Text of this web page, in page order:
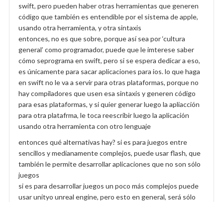
swift, pero pueden haber otras herramientas que generen
código que también es entendible por el sistema de apple,
usando otra herramienta, y otra sintaxis
entonces, no es que sobre, porque así sea por ‘cultura
general’ como programador, puede que le imterese saber
cómo seprograma en swift, pero si se espera dedicar a eso,
es únicamente para sacar aplicaciones para ios. lo que haga
en swift no le va a servir para otras plataformas, porque no
hay compiladores que usen esa sintaxis y generen código
para esas plataformas, y si quier generar luego la apliacción
para otra platafrma, le toca reescribir luego la aplicación
usando otra herramienta con otro lenguaje
entonces qué alternativas hay? si es para juegos entre
sencillos y medianamente complejos, puede usar flash, que
también le permite desarrollar aplicaciones que no son sólo
juegos
si es para desarrollar juegos un poco más complejos puede
usar unityo unreal engine, pero esto en general, será sólo